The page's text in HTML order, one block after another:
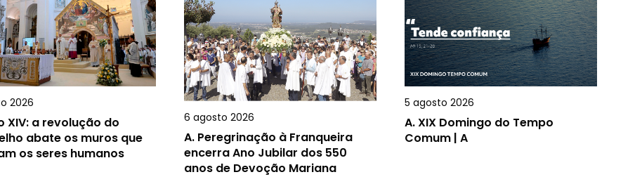
2026
XIV: a revolução do
abate os muros que
os seres humanos
6 agosto 2026
A. Peregrinação à Franqueira
encerra Ano Jubilar dos 550
anos de Devoção Mariana
5 agosto 2026
A.XIX Domingo do Tempo
Comum | A